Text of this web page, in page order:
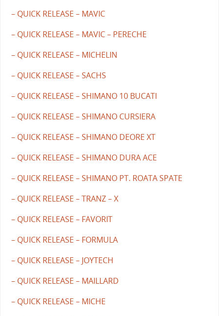
– QUICK RELEASE – MAVIC
– QUICK RELEASE – MAVIC – PERECHE
– QUICK RELEASE – MICHELIN
– QUICK RELEASE – SACHS
– QUICK RELEASE – SHIMANO 10 BUCATI
– QUICK RELEASE – SHIMANO CURSIERA
– QUICK RELEASE – SHIMANO DEORE XT
– QUICK RELEASE – SHIMANO DURA ACE
– QUICK RELEASE – SHIMANO PT. ROATA SPATE
– QUICK RELEASE – TRANZ – X
– QUICK RELEASE – FAVORIT
– QUICK RELEASE – FORMULA
– QUICK RELEASE – JOYTECH
– QUICK RELEASE – MAILLARD
– QUICK RELEASE – MICHE